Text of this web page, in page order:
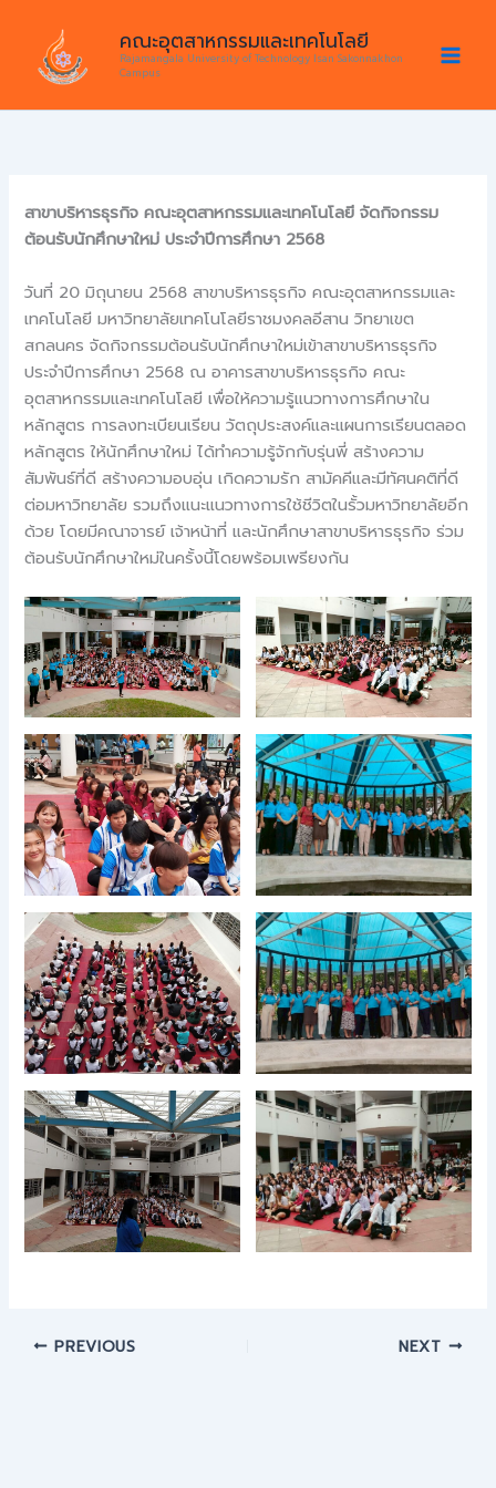
content
คณะอุตสาหกรรมและเทคโนโลยี
Rajamangala University of Technology Isan Sakonnakhon
Campus
สาขาบริหารธุรกิจ คณะอุตสาหกรรมและเทคโนโลยี จัดกิจกรรม
ต้อนรับนักศึกษาใหม่ ประจำปีการศึกษา 2568
วันที่ 20 มิถุนายน 2568 สาขาบริหารธุรกิจ คณะอุตสาหกรรมและ
เทคโนโลยี มหาวิทยาลัยเทคโนโลยีราชมงคลอีสาน วิทยาเขต
สกลนคร จัดกิจกรรมต้อนรับนักศึกษาใหม่เข้าสาขาบริหารธุรกิจ
ประจำปีการศึกษา 2568 ณ อาคารสาขาบริหารธุรกิจ คณะ
อุตสาหกรรมและเทคโนโลยี เพื่อให้ความรู้แนวทางการศึกษาใน
หลักสูตร การลงทะเบียนเรียน วัตถุประสงค์และแผนการเรียนตลอด
หลักสูตร ให้นักศึกษาใหม่ ได้ทำความรู้จักกับรุ่นพี่ สร้างความ
สัมพันธ์ที่ดี สร้างความอบอุ่น เกิดความรัก สามัคคีและมีทัศนคติที่ดี
ต่อมหาวิทยาลัย รวมถึงแนะแนวทางการใช้ชีวิตในรั้วมหาวิทยาลัยอีก
ด้วย โดยมีคณาจารย์ เจ้าหน้าที่ และนักศึกษาสาขาบริหารธุรกิจ ร่วม
ต้อนรับนักศึกษาใหม่ในครั้งนี้โดยพร้อมเพรียงกัน
PREVIOUS NEXT